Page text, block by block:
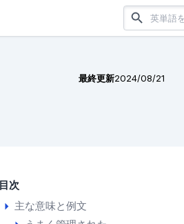
最終更新2024/08/21
目次
主な意味と例文